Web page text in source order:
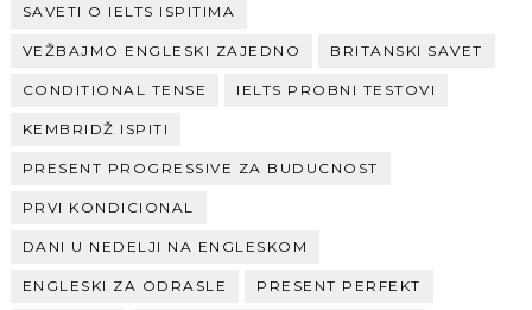
SAVETI O IELTS ISPITIMA
VEŽBAJMO ENGLESKI ZAJEDNO BRITANSKI SAVET
CONDITIONAL TENSE IELTS PROBNI TESTOVI
KEMBRIDŽ ISPITI
PRESENT PROGRESSIVE ZA BUDUCNOST
PRVI KONDICIONAL
DANI U NEDELJI NA ENGLESKOM
ENGLESKI ZA ODRASLE PRESENT PERFEKT